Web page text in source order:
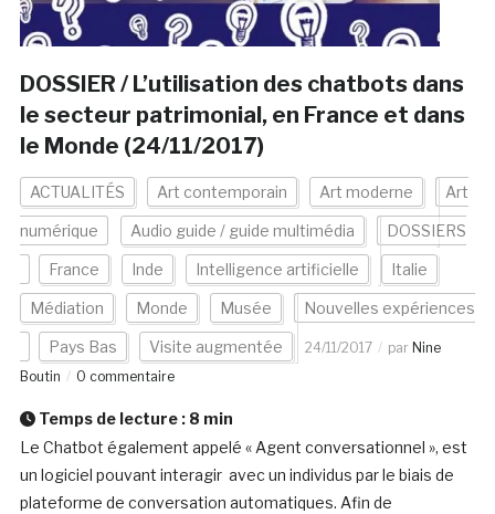
DOSSIER / L’utilisation des chatbots dans
le secteur patrimonial, en France et dans
le Monde (24/11/2017)
ACTUALITÉS Art contemporain Art moderne Art
numérique Audio guide / guide multimédia DOSSIERS
France Inde Intelligence artificielle Italie
Médiation Monde Musée Nouvelles expériences
Pays Bas Visite augmentée 24/11/2017 par Nine
Boutin
0 commentaire
Temps de lecture : 8 min
Le Chatbot également appelé « Agent conversationnel », est
un logiciel pouvant interagir avec un individus par le biais de
plateforme de conversation automatiques. Afin de